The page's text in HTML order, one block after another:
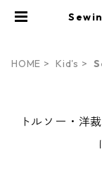
HOME Kid's
トルソー・洋